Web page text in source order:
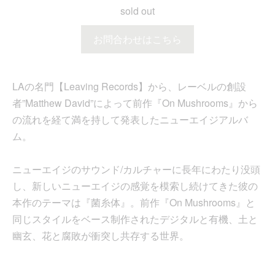
sold out
お問合わせはこちら
LAの名門【Leaving Records】から、レーベルの創設
者”Matthew David”によって前作『On Mushrooms』から
の流れを経て満を持して発表したニューエイジアルバ
ム。
ニューエイジのサウンド/カルチャーに長年にわたり没頭
し、新しいニューエイジの感覚を模索し続けてきた彼の
本作のテーマは『菌糸体』。前作『On Mushrooms』と
同じスタイルをベース制作されたデジタルと有機、土と
幽玄、花と腐敗が衝突し共存する世界。